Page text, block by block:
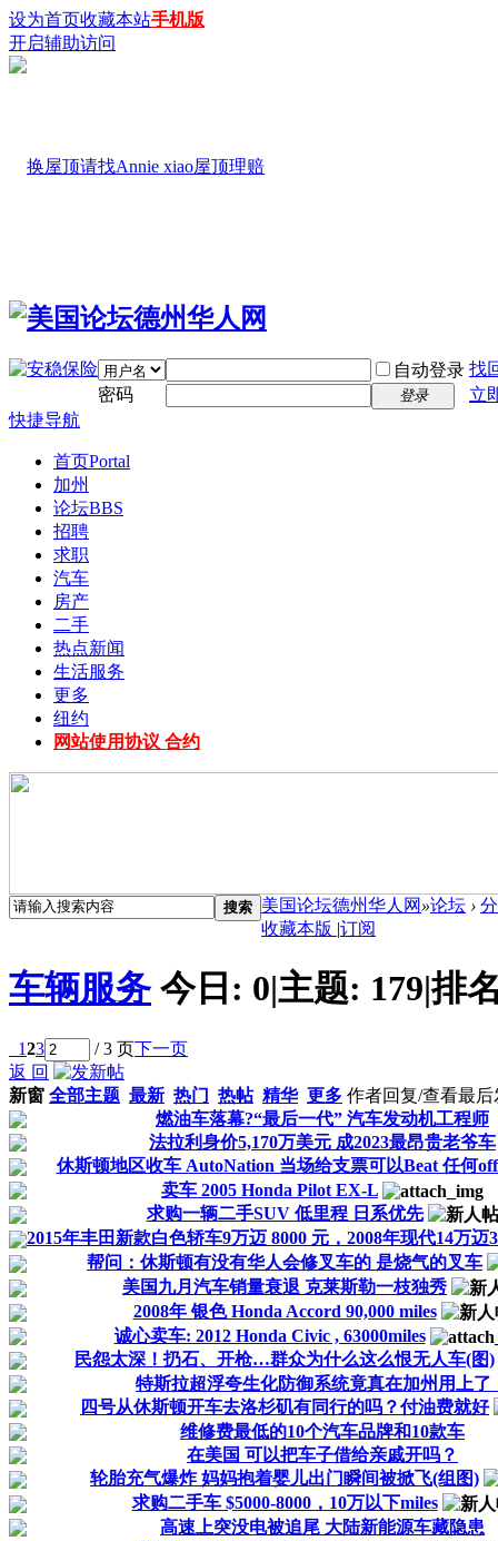
设为首页收藏本站手机版
开启辅助访问
自动登录 找
密码
登录
立
快捷导航
首页Portal
加州
论坛BBS
招聘
求职
汽车
房产
二手
热点新闻
生活服务
更多
纽约
网站使用协议 合约
搜索 美国论坛德州华人网 »论坛 ›
收藏本版 |订阅
车辆服务 今日: 0|主题: 179|排
123 / 3 页下一页
返 回
新窗 全部主题 最新 热门 热帖 精华 更多 作者回复/查看最后
燃油车落幕?“最后一代” 汽车发动机工程师
法拉利身价5,170万美元 成2023最昂贵老爷车
休斯顿地区收车 AutoNation 当场给支票可以Beat 任何
卖车 2005 Honda Pilot EX-L
求购一辆二手SUV 低里程 日系优先
2015年丰田新款白色轿车9万迈 8000 元，2008年现代14万迈
帮问：休斯顿有没有华人会修叉车的 是烧气的叉车
美国九月汽车销量衰退 克莱斯勒一枝独秀
2008年 银色 Honda Accord 90,000 miles
诚心卖车: 2012 Honda Civic , 63000miles
民怨太深！扔石、开枪…群众为什么这么恨无人车(图)
特斯拉超浮夸生化防御系统竟真在加州用上了
四号从休斯顿开车去洛杉矶有同行的吗？付油费就好
维修费最低的10个汽车品牌和10款车
在美国 可以把车子借给亲戚开吗？
轮胎充气爆炸 妈妈抱着婴儿出门瞬间被掀飞(组图)
求购二手车 $5000-8000，10万以下miles
高速上突没电被追尾 大陆新能源车藏隐患